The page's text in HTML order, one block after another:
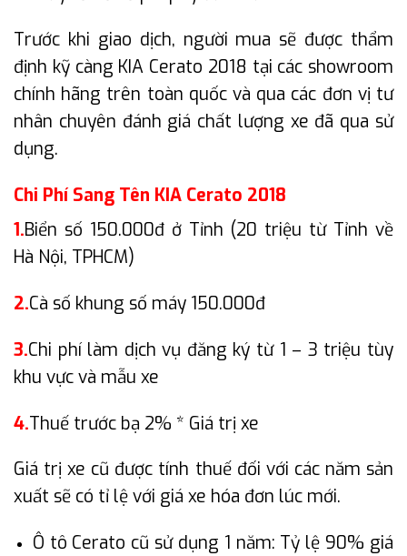
Trước khi giao dịch, người mua sẽ được thẩm
định kỹ càng KIA Cerato 2018 tại các showroom
chính hãng trên toàn quốc và qua các đơn vị tư
nhân chuyên đánh giá chất lượng xe đã qua sử
dụng.
Chi Phí Sang Tên KIA Cerato 2018
1.Biển số 150.000đ ở Tỉnh (20 triệu từ Tỉnh về
Hà Nội, TPHCM)
2.Cà số khung số máy 150.000đ
3.Chi phí làm dịch vụ đăng ký từ 1 – 3 triệu tùy
khu vực và mẫu xe
4.Thuế trước bạ 2% * Giá trị xe
Giá trị xe cũ được tính thuế đối với các năm sản
xuất sẽ có tỉ lệ với giá xe hóa đơn lúc mới.
Ô tô Cerato cũ sử dụng 1 năm: Tỷ lệ 90% giá